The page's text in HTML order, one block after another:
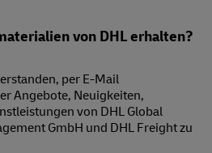
von DHL erhalten?
per E-Mail
Angebote, Neuigkeiten,
von DHL Global
GmbH und DHL Freight zu